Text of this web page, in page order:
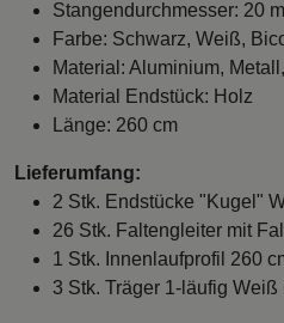
Stangendurchmesser: 20
Farbe: Schwarz, Weiß,
Material: Aluminium,
Material Endstück: Holz
Länge: 260 cm
Lieferumfang:
2 Stk. Endstücke "Kugel"
26 Stk. Faltengleiter mit
1 Stk. Innenlaufprofil 260
3 Stk. Träger 1-läufig